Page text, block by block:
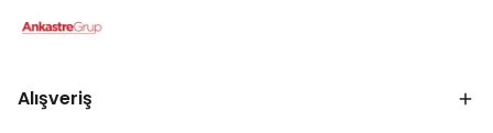
Alışveriş